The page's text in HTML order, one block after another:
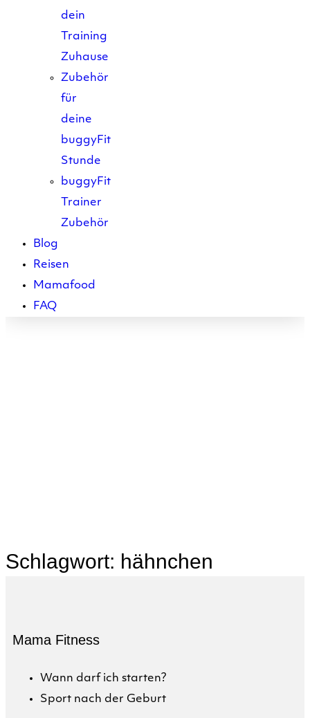
dein
Training
Zuhause
Zubehör
für
deine
buggyFit
Stunde
buggyFit
Trainer
Zubehör
Blog
Reisen
Mamafood
FAQ
Schlagwort: hähnchen
Mama Fitness
Wann darf ich starten?
Sport nach der Geburt